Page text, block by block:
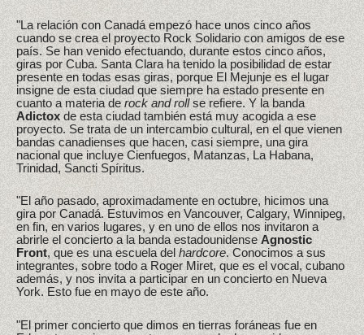
"La relación con Canadá empezó hace unos cinco años
cuando se crea el proyecto Rock Solidario con amigos de ese
país. Se han venido efectuando, durante estos cinco años,
giras por Cuba. Santa Clara ha tenido la posibilidad de estar
presente en todas esas giras, porque El Mejunje es el lugar
insigne de esta ciudad que siempre ha estado presente en
cuanto a materia de rock and rollse refiere. Y la banda
Adictoxde esta ciudad también está muy acogida a ese
proyecto. Se trata de un intercambio cultural, en el que vienen
bandas canadienses que hacen, casi siempre, una gira
nacional que incluye Cienfuegos, Matanzas, La Habana,
Trinidad, Sancti Spíritus.
"El año pasado, aproximadamente en octubre, hicimos una
gira por Canadá. Estuvimos en Vancouver, Calgary, Winnipeg,
en fin, en varios lugares, y en uno de ellos nos invitaron a
abrirle el concierto a la banda estadounidenseAgnostic
Front, que es una escuela delhardcore. Conocimos a sus
integrantes, sobre todo a Roger Miret, que es el vocal, cubano
además, y nos invita a participar en un concierto en Nueva
York. Esto fue en mayo de este año.
"El primer concierto que dimos en tierras foráneas fue en